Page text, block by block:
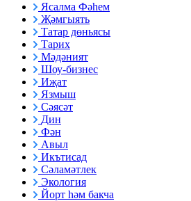
Ясалма Фәһем
Җәмгыять
Татар дөньясы
Тарих
Мәдәният
Шоу-бизнес
Иҗат
Язмыш
Сәясәт
Дин
Фән
Авыл
Икътисад
Сәламәтлек
Экология
Йорт һәм бакча